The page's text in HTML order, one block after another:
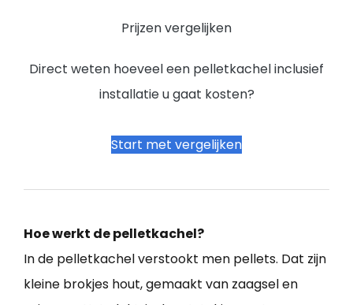
Prijzen vergelijken
Direct weten hoeveel een pelletkachel inclusief
installatie u gaat kosten?
Start met vergelijken
Hoe werkt de pelletkachel?
In de pelletkachel verstookt men pellets. Dat zijn
kleine brokjes hout, gemaakt van zaagsel en